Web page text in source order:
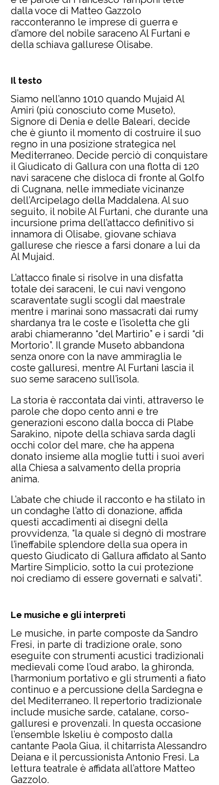
dalla voce di Matteo Gazzolo
racconteranno le imprese di guerra e
d’amore del nobile saraceno Al Furtani e
della schiava gallurese Olisabe.
Il testo
Siamo nell’anno 1010 quando Mujaid Al
Amiri (più conosciuto come Museto),
Signore di Denia e delle Baleari, decide
che è giunto il momento di costruire il suo
regno in una posizione strategica nel
Mediterraneo. Decide perciò di conquistare
il Giudicato di Gallura con una flotta di 120
navi saracene che disloca di fronte al Golfo
di Cugnana, nelle immediate vicinanze
dell’Arcipelago della Maddalena. Al suo
seguito, il nobile Al Furtani, che durante una
incursione prima dell’attacco definitivo si
innamora di Olisabe, giovane schiava
gallurese che riesce a farsi donare a lui da
Al Mujaid.
L’attacco finale si risolve in una disfatta
totale dei saraceni, le cui navi vengono
scaraventate sugli scogli dal maestrale
mentre i marinai sono massacrati dai rumy
shardanya tra le coste e l’isoletta che gli
arabi chiameranno “del Martirio” e i sardi “di
Mortorio”. Il grande Museto abbandona
senza onore con la nave ammiraglia le
coste galluresi, mentre Al Furtani lascia il
suo seme saraceno sull’isola.
La storia è raccontata dai vinti, attraverso le
parole che dopo cento anni e tre
generazioni escono dalla bocca di Plabe
Sarakino, nipote della schiava sarda dagli
occhi color del mare, che ha appena
donato insieme alla moglie tutti i suoi averi
alla Chiesa a salvamento della propria
anima.
L’abate che chiude il racconto e ha stilato in
un condaghe l’atto di donazione, affida
questi accadimenti ai disegni della
provvidenza, “la quale si degnò di mostrare
l’ineffabile splendore della sua opera in
questo Giudicato di Gallura affidato al Santo
Martire Simplicio, sotto la cui protezione
noi crediamo di essere governati e salvati”.
Le musiche e gli interpreti
Le musiche, in parte composte da Sandro
Fresi, in parte di tradizione orale, sono
eseguite con strumenti acustici tradizionali
medievali come l’oud arabo, la ghironda,
l’harmonium portativo e gli strumenti a fiato
continuo e a percussione della Sardegna e
del Mediterraneo. Il repertorio tradizionale
include musiche sarde, catalane, corso-
galluresi e provenzali. In questa occasione
l’ensemble Iskeliu è composto dalla
cantante Paola Giua, il chitarrista Alessandro
Deiana e il percussionista Antonio Fresi. La
lettura teatrale è affidata all’attore Matteo
Gazzolo.